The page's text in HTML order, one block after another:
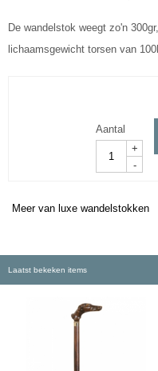
De wandelstok weegt zo'n
lichaamsgewicht torsen van
Aantal
+
-
Meer van luxe wandelstokken
Laatst bekeken items